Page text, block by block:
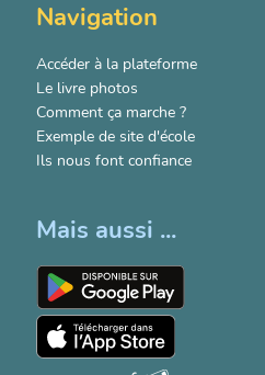
Navigation
Accéder à la plateforme
Le livre photos
Comment ça marche ?
Exemple de site d'école
Ils nous font confiance
Mais aussi ...